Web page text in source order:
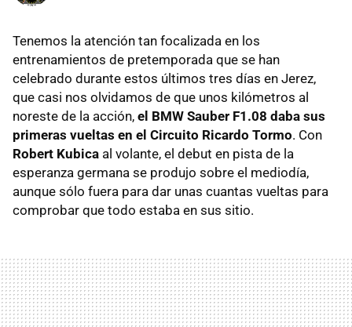
Tenemos la atención tan focalizada en los
entrenamientos de pretemporada que se han
celebrado durante estos últimos tres días en Jerez,
que casi nos olvidamos de que unos kilómetros al
noreste de la acción, el BMW Sauber F1.08 daba sus
primeras vueltas en el Circuito Ricardo Tormo. Con
Robert Kubica al volante, el debut en pista de la
esperanza germana se produjo sobre el mediodía,
aunque sólo fuera para dar unas cuantas vueltas para
comprobar que todo estaba en sus sitio.